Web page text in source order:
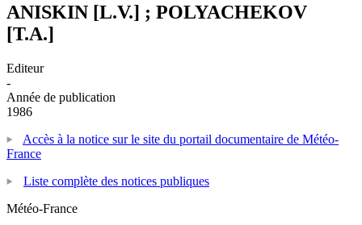
ANISKIN [L.V.] ; POLYACHEKOV
[T.A.]
Editeur
-
Année de publication
1986
Accès à la notice sur le site du portail documentaire de Météo-
France
Liste complète des notices publiques
Météo-France